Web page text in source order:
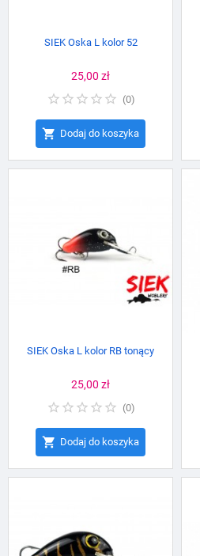
SIEK Oska L kolor 52
Cena
25,00 zł
(0)
 Dodaj do koszyka
SIEK Oska L kolor RB tonący
Cena
25,00 zł
(0)
 Dodaj do koszyka